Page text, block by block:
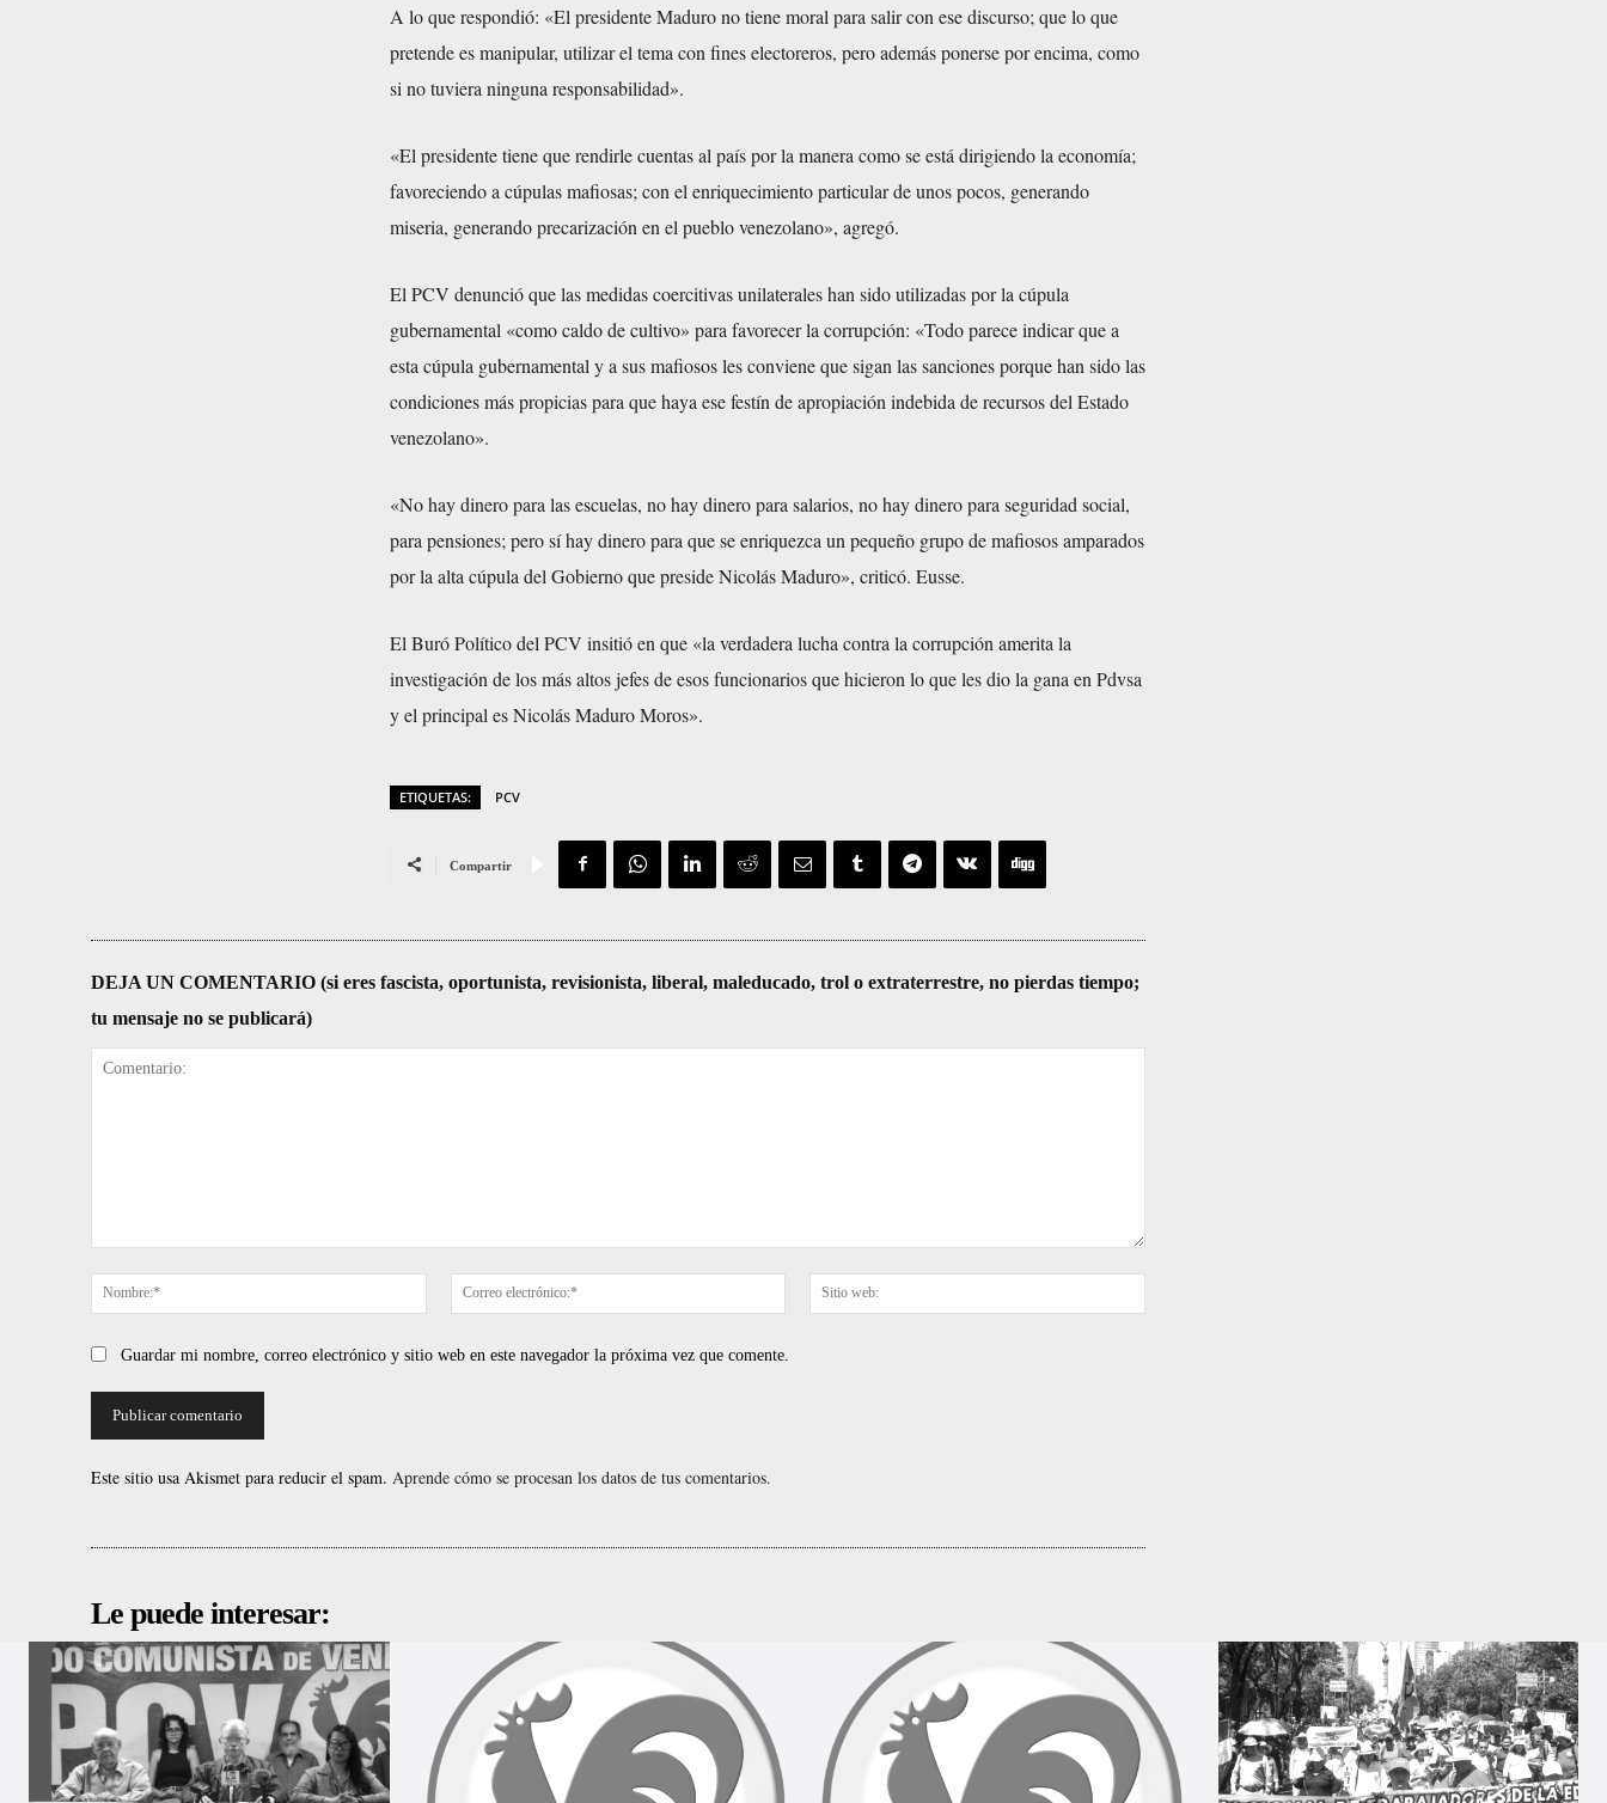
A lo que respondió: «El presidente Maduro no tiene moral para salir con ese discurso; que lo que
pretende es manipular, utilizar el tema con fines electoreros, pero además ponerse por encima, como
si no tuviera ninguna responsabilidad».
«El presidente tiene que rendirle cuentas al país por la manera como se está dirigiendo la economía;
favoreciendo a cúpulas mafiosas; con el enriquecimiento particular de unos pocos, generando
miseria, generando precarización en el pueblo venezolano», agregó.
El PCV denunció que las medidas coercitivas unilaterales han sido utilizadas por la cúpula
gubernamental «como caldo de cultivo» para favorecer la corrupción: «Todo parece indicar que a
esta cúpula gubernamental y a sus mafiosos les conviene que sigan las sanciones porque han sido las
condiciones más propicias para que haya ese festín de apropiación indebida de recursos del Estado
venezolano».
«No hay dinero para las escuelas, no hay dinero para salarios, no hay dinero para seguridad social,
para pensiones; pero sí hay dinero para que se enriquezca un pequeño grupo de mafiosos amparados
por la alta cúpula del Gobierno que preside Nicolás Maduro», criticó. Eusse.
El Buró Político del PCV insitió en que «la verdadera lucha contra la corrupción amerita la
investigación de los más altos jefes de esos funcionarios que hicieron lo que les dio la gana en Pdvsa
y el principal es Nicolás Maduro Moros».
ETIQUETAS: PCV
Compartir
DEJA UN COMENTARIO (si eres fascista, oportunista, revisionista, liberal, maleducado, trol o extraterrestre, no pierdas tiempo;
tu mensaje no se publicará)
Nombre:*
Correo
electrónico:*
web:
Guardar mi nombre, correo electrónico y sitio web en este navegador la próxima vez que comente.
Este sitio usa Akismet para reducir el spam. Aprende cómo se procesan los datos de tus comentarios.
Le puede interesar: